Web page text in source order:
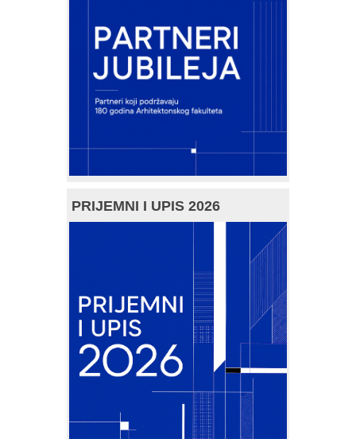
PRIJEMNI I UPIS 2026